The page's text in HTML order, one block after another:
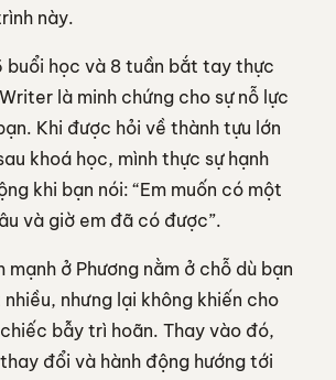
này.
buổi học và 8 tuần bắt tay thực
là minh chứng cho sự nỗ lực
Khi được hỏi về thành tựu lớn
khoá học, mình thực sự hạnh
khi bạn nói: “Em muốn có một
và giờ em đã có được”.
mạnh ở Phương nằm ở chỗ dù bạn
nhưng lại không khiến cho
bẫy trì hoãn. Thay vào đó,
đổi và hành động hướng tới